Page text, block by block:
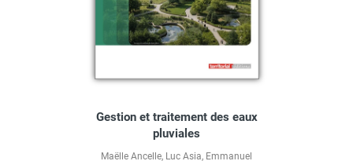
Gestion et traitement des eaux
pluviales
Maëlle Ancelle, Luc Asia, Emmanuel